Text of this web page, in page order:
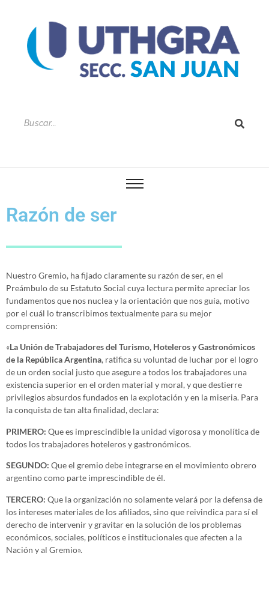
Razón de ser
Nuestro Gremio, ha fijado claramente su razón de ser, en el
Preámbulo de su Estatuto Social cuya lectura permite apreciar los
fundamentos que nos nuclea y la orientación que nos guía, motivo
por el cuál lo transcribimos textualmente para su mejor
comprensión:
«La Unión de Trabajadores del Turismo, Hoteleros y Gastronómicos
de la República Argentina, ratifica su voluntad de luchar por el logro
de un orden social justo que asegure a todos los trabajadores una
existencia superior en el orden material y moral, y que destierre
privilegios absurdos fundados en la explotación y en la miseria. Para
la conquista de tan alta finalidad, declara:
PRIMERO: Que es imprescindible la unidad vigorosa y monolítica de
todos los trabajadores hoteleros y gastronómicos.
SEGUNDO: Que el gremio debe integrarse en el movimiento obrero
argentino como parte imprescindible de él.
TERCERO: Que la organización no solamente velará por la defensa de
los intereses materiales de los afiliados, sino que reivindica para sí el
derecho de intervenir y gravitar en la solución de los problemas
económicos, sociales, políticos e institucionales que afecten a la
Nación y al Gremio».